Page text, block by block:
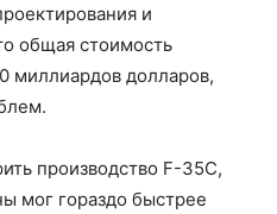
и
общая стоимость
миллиардов долларов,
производство F-35C,
мог гораздо быстрее